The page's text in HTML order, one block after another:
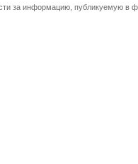
за информацию, публикуемую